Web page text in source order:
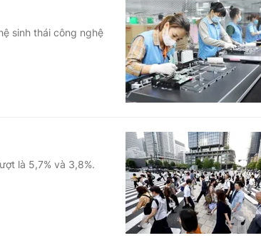
sinh thái công nghệ
là 5,7% và 3,8%.